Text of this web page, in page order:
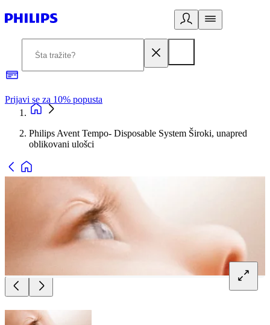
Prijavi se za 10% popusta
Philips Avent Tempo- Disposable System Široki, unapred
oblikovani ulošci